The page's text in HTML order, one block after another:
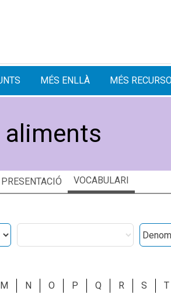
MÉS ENLLÀ MÉS
aliments
PRESENTACIÓ VOCABULARI
M N O P Q R S T